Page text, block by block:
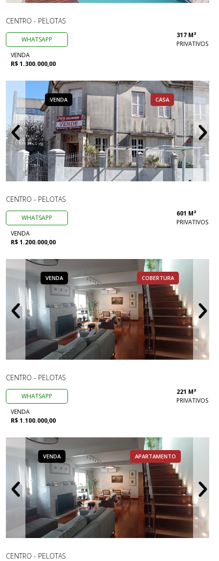
CENTRO - PELOTAS
WHATSAPP
317 M²
PRIVATIVOS
VENDA
R$ 1.300.000,00
VENDA CASA
CENTRO - PELOTAS
WHATSAPP
601 M²
PRIVATIVOS
VENDA
R$ 1.200.000,00
VENDA COBERTURA
CENTRO - PELOTAS
WHATSAPP
221 M²
PRIVATIVOS
VENDA
R$ 1.100.000,00
VENDA APARTAMENTO
CENTRO - PELOTAS